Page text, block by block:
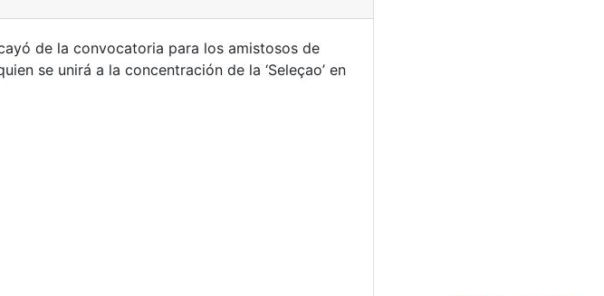
de la convocatoria para los amistosos de
se unirá a la concentración de la ‘Seleçao’ en